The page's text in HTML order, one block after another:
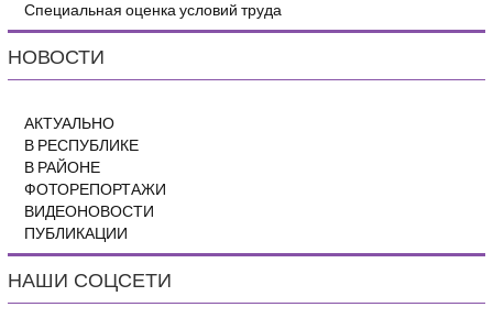
Специальная оценка условий труда
НОВОСТИ
АКТУАЛЬНО
В РЕСПУБЛИКЕ
В РАЙОНЕ
ФОТОРЕПОРТАЖИ
ВИДЕОНОВОСТИ
ПУБЛИКАЦИИ
НАШИ СОЦСЕТИ